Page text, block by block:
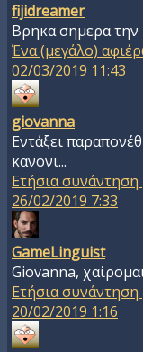
fijidreamer
Βρηκα σημερα την
Ένα (μεγάλο)
02/03/2019 11:43
giovanna
Εντάξει
κανονι...
Ετήσια
26/02/2019 7:33
GameLinguist
Giovanna,
Ετήσια
20/02/2019 1:16